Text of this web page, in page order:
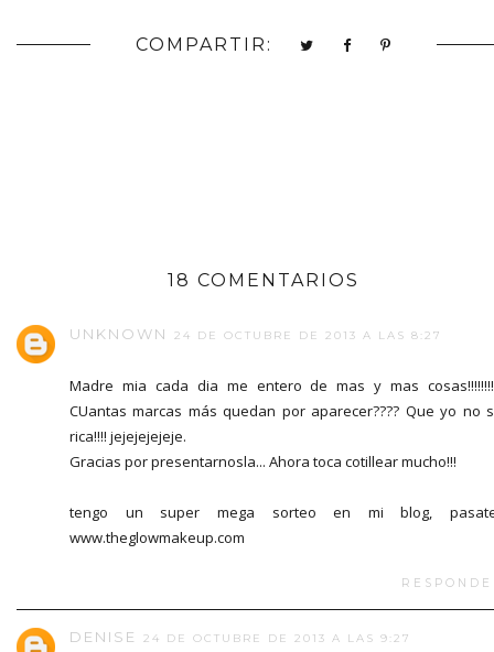
COMPARTIR:
18 COMENTARIOS
UNKNOWN 24 DE OCTUBRE DE 2013 A LAS 8:27
Madre mia cada dia me entero de mas y mas
CUantas marcas más quedan por aparecer???? Que yo no
rica!!!! jejejejejeje.
Gracias por presentarnosla... Ahora toca cotillear mucho!!!
tengo un super mega sorteo en mi blog,
www.theglowmakeup.com
DENISE 24 DE OCTUBRE DE 2013 A LAS 9:27